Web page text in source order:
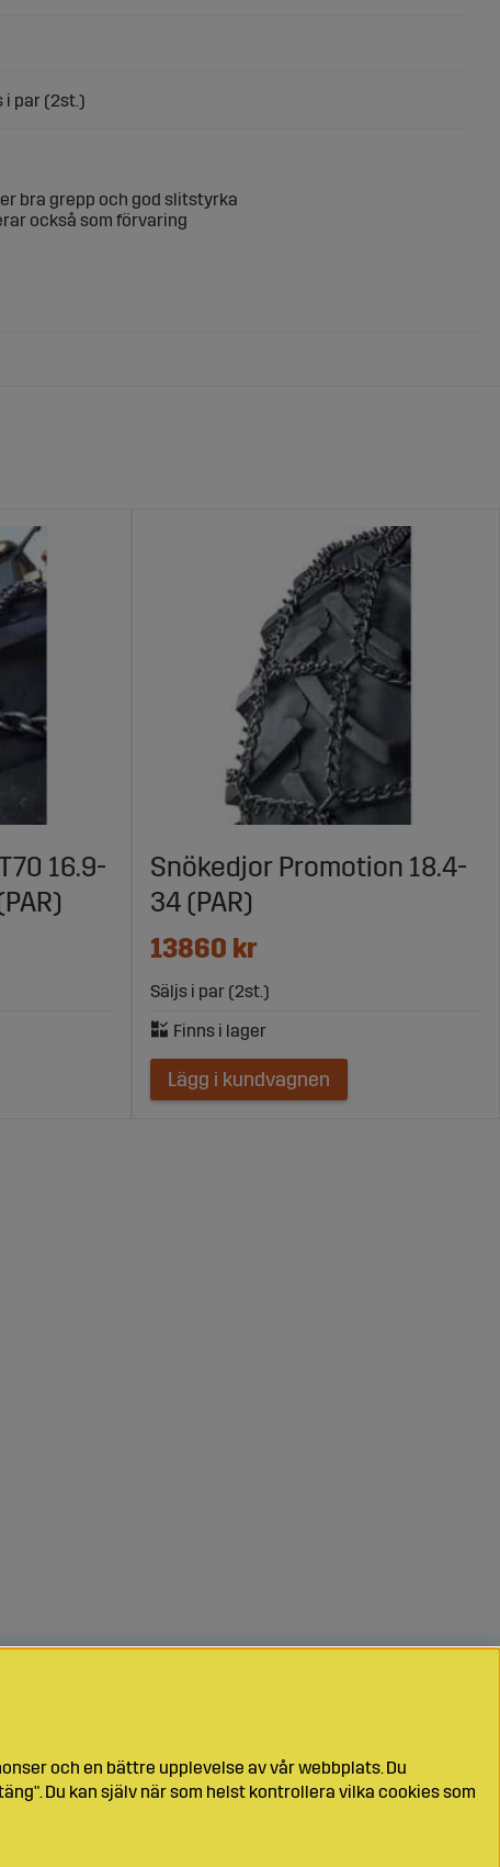
i par (2st.)
bra grepp och god slitstyrka
också som förvaring
16.9-
Snökedjor Promotion 18.4-
34 (PAR)
13860 kr
Säljs i par (2st.)
Lägg i kundvagnen
och en bättre upplevelse av vår webbplats. Du
Du kan själv när som helst kontrollera vilka cookies som